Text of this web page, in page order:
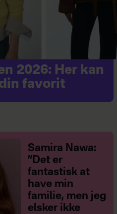
2026: Her kan
favorit
Samira Nawa:
”Det er
fantastisk at
have min
familie, men jeg
elsker ikke